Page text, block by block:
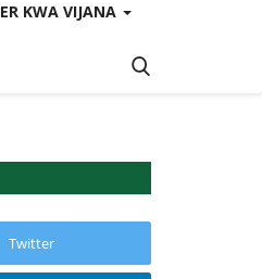
KWA VIJANA
Twitter